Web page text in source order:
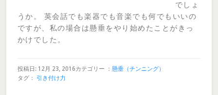
でしょ
うか。 英会話でも楽器でも音楽でも何でもいいの
ですが、私の場合は懸垂をやり始めたことがきっ
かけでした。
投稿日: 12月 23, 2016カテゴリー ： 懸垂（チンニング）
タグ： 引き付け力